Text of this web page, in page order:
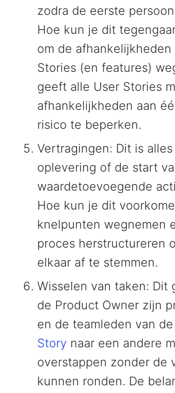
zodra de eerste
Hoe kun je dit
om de
Stories (en features)
geeft alle User Stories
afhankelijkheden aan
risico te beperken.
Vertragingen: Dit is
oplevering of de start
waardetoevoegende
Hoe kun je dit
knelpunten wegnemen
proces herstructureren
elkaar af te stemmen.
Wisselen van taken: Dit
de Product Owner zijn
en de teamleden van
Story naar een andere
overstappen zonder de
kunnen ronden. De